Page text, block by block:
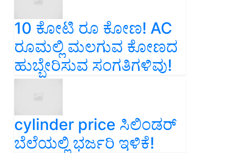
10 ಕೋಟಿ ರೂ ಕೋಣ! AC
ರೂಮಲ್ಲಿ ಮಲಗುವ ಕೋಣದ
ಹುಬ್ಬೇರಿಸುವ ಸಂಗತಿಗಳಿವು!
cylinder price ಸಿಲಿಂಡರ್‌
ಬೆಲೆಯಲ್ಲಿ ಭರ್ಜರಿ ಇಳಿಕೆ!